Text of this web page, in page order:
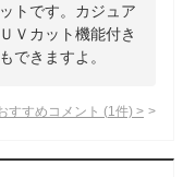
トです。カジュア
Ｖカット機能付き
できますよ。
すすめコメント (1 件) >